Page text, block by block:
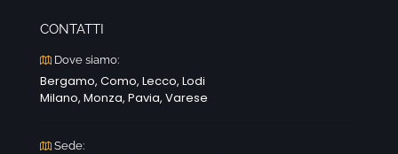
CONTATTI
Dove siamo:
Bergamo, Como, Lecco, Lodi
Milano, Monza, Pavia, Varese
Sede: